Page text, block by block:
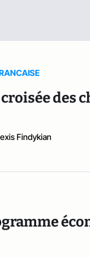
des
Findykian